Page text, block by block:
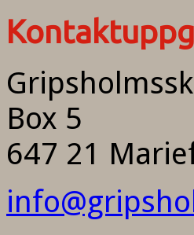
Box 5
647 21